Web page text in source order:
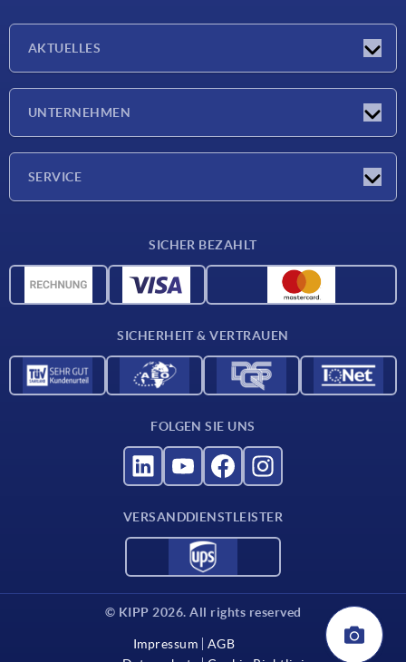
AKTUELLES
UNTERNEHMEN
SERVICE
CAD-Daten
Für Lieferanten
SICHER BEZAHLT
SICHERHEIT & VERTRAUEN
FOLGEN SIE UNS
VERSANDDIENSTLEISTER
© KIPP 2026. All rights reserved
Impressum
AGB